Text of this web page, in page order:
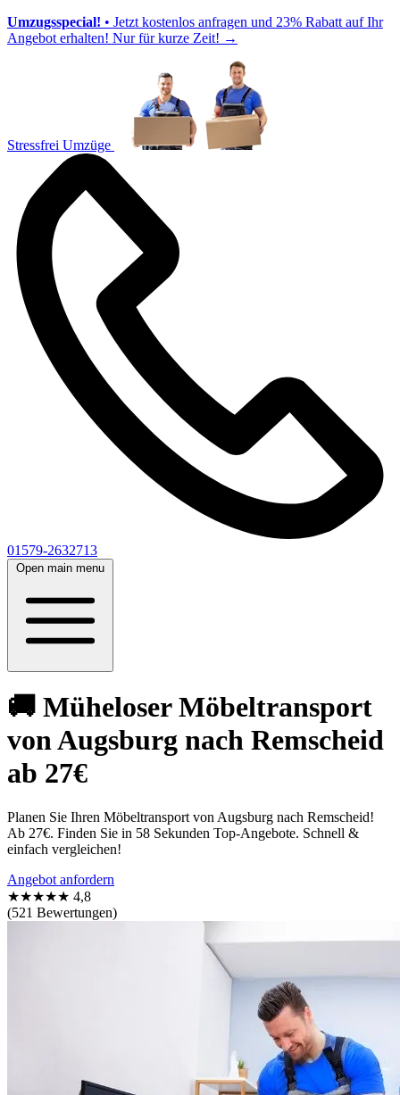
Umzugsspecial! • Jetzt kostenlos anfragen und 23% Rabatt auf Ihr
Angebot erhalten! Nur für kurze Zeit! →
Stressfrei Umzüge
01579-2632713
Open main menu
🚚 Müheloser Möbeltransport
von Augsburg nach Remscheid
ab 27€
Planen Sie Ihren Möbeltransport von Augsburg nach Remscheid!
Ab 27€. Finden Sie in 58 Sekunden Top-Angebote. Schnell &
einfach vergleichen!
Angebot anfordern
★★★★★ 4,8
(521 Bewertungen)